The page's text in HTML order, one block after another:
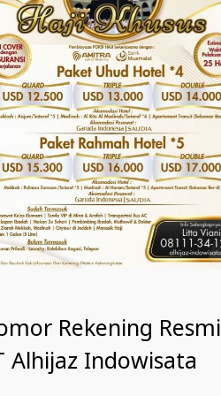
Rekening Resmi
Alhijaz Indowisata